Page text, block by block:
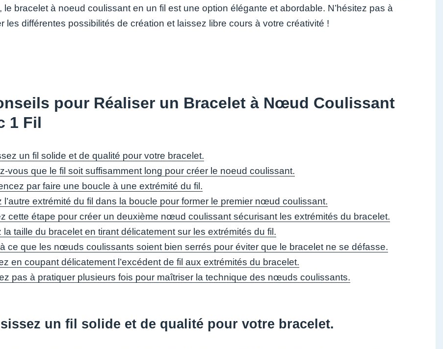
le bracelet à noeud coulissant en un fil est une option élégante et abordable. N’hésitez pas à
les différentes possibilités de création et laissez libre cours à votre créativité !
pour Réaliser un Bracelet à Nœud Coulissant
1 Fil
un fil solide et de qualité pour votre bracelet.
vous que le fil soit suffisamment long pour créer le noeud coulissant.
par faire une boucle à une extrémité du fil.
l’autre extrémité du fil dans la boucle pour former le premier nœud coulissant.
cette étape pour créer un deuxième nœud coulissant sécurisant les extrémités du bracelet.
la taille du bracelet en tirant délicatement sur les extrémités du fil.
ce que les nœuds coulissants soient bien serrés pour éviter que le bracelet ne se défasse.
en coupant délicatement l’excédent de fil aux extrémités du bracelet.
pas à pratiquer plusieurs fois pour maîtriser la technique des nœuds coulissants.
un fil solide et de qualité pour votre bracelet.